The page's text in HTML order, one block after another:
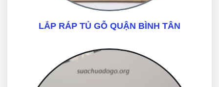
LẮP RÁP TỦ GỖ QUẬN BÌNH TÂN